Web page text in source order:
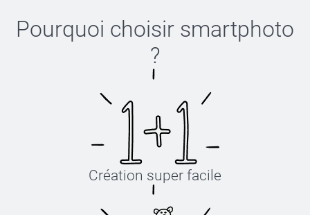
Pourquoi choisir smartphoto
?
Création super facile